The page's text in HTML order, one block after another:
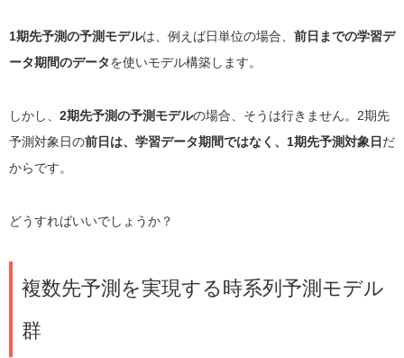
1期先予測の予測モデルは、例えば日単位の場合、 前日までの学習デ
ータ期間のデータを使いモデル構築します。
しかし、 2期先予測の予測モデルの場合、そうは行きません。2期先
予測対象日の前日は、学習データ期間ではなく、1期先予測対象日 だ
からです。
どうすればいいでしょうか？
複数先予測を実現する時系列予測モデル
群